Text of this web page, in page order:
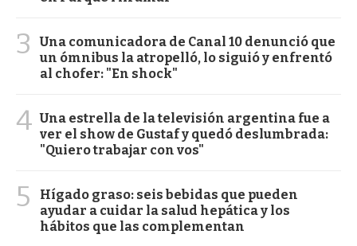
3
Una comunicadora de Canal 10 denunció que
un ómnibus la atropelló, lo siguió y enfrentó
al chofer: "En shock"
4 Una estrella de la televisión argentina fue a
ver el show de Gustaf y quedó deslumbrada:
"Quiero trabajar con vos"
5
Hígado graso: seis bebidas que pueden
ayudar a cuidar la salud hepática y los
hábitos que las complementan